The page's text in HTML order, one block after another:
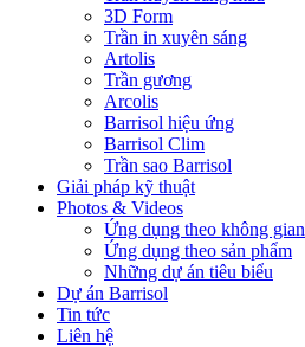
3D Form
Trần in xuyên sáng
Artolis
Trần gương
Arcolis
Barrisol hiệu ứng
Barrisol Clim
Trần sao Barrisol
Giải pháp kỹ thuật
Photos & Videos
Ứng dụng theo không gian
Ứng dụng theo sản phẩm
Những dự án tiêu biểu
Dự án Barrisol
Tin tức
Liên hệ